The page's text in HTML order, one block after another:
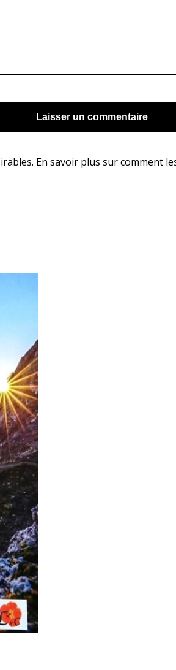
En savoir plus sur comment